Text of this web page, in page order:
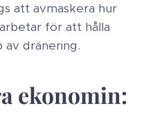
att avmaskera hur
för att hålla
dränering.
ekonomin: